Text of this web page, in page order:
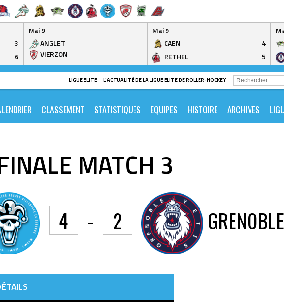
3
6
Mai 9
ANGLET
VIERZON
Mai 9
CAEN
4
RETHEL
5
LIGUE ELITE L'ACTUALITÉ DE LA LIGUE ELITE DE ROLLER-HOCKEY
CLASSEMENT STATISTIQUES EQUIPES HISTOIRE ARCHIVES
MATCH 3
4 - 2 GRENOBLE